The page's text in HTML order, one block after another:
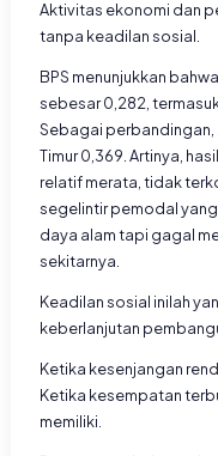
Aktivitas ekonomi dan
tanpa keadilan sosial.
BPS menunjukkan
sebesar 0,282,
Sebagai perbandingan,
Timur 0,369. Artinya,
relatif merata, tidak
segelintir pemodal
daya alam tapi gagal
sekitarnya.
Keadilan sosial inilah
keberlanjutan
Ketika kesenjangan
Ketika kesempatan
memiliki.